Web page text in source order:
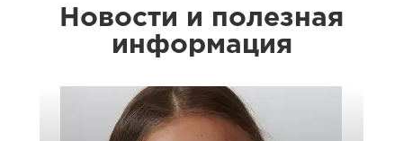
Новости и полезная
информация